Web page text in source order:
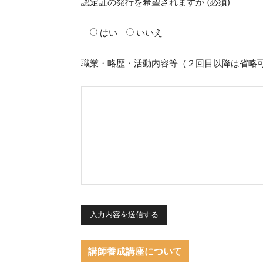
はい いいえ
職業・略歴・活動内容等（２回目以降は省略
講師養成講座について